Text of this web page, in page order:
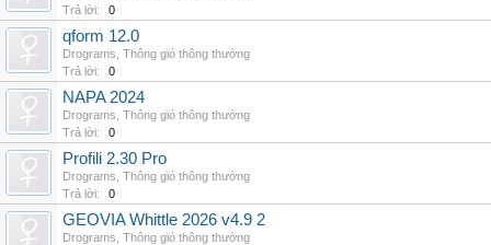
Trả lời:
0
qform 12.0
Drograms Thông gió thông thường
Trả lời:
0
NAPA 2024
Drograms Thông gió thông thường
Trả lời:
0
Profili 2.30 Pro
Drograms Thông gió thông thường
Trả lời:
0
GEOVIA Whittle 2026 v4.9 2
Drograms Thông gió thông thường